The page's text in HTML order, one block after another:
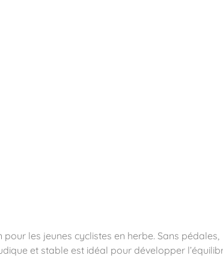
sportifs
les jeunes cyclistes en herbe. Sans pédales,
et stable est idéal pour développer